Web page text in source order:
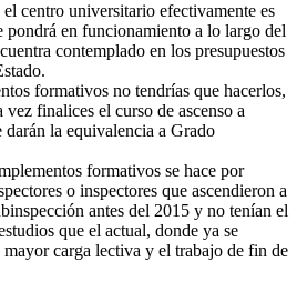
el centro universitario efectivamente es
pondrá en funcionamiento a lo largo del
contemplado en los presupuestos
formativos no tendrías que hacerlos,
vez finalices el curso de ascenso a
darán la equivalencia a Grado
formativos se hace por
o inspectores que ascendieron a
antes del 2015 y no tenían el
que el actual, donde ya se
mayor carga lectiva y el trabajo de fin de